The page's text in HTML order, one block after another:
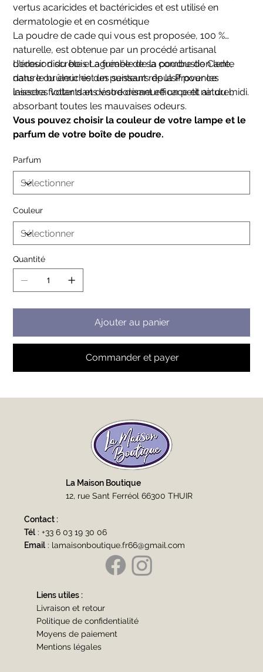
vertus acaricides et bactéricides et est utilisé en
dermatologie et en cosmétique
La poudre de cade qui vous est proposée, 100 %
naturelle, est obtenue par un procédé artisanal
d'érosion du bois La fumée de sa combustion lente
dans le brûleur est un puissant répulsif pour les
insectes volants et désodorisant efficace et naturel,
absorbant toutes les mauvaises odeurs.
L'odeur discrète et agréable de la poudre de Cade,
nature ou enrichie des senteurs de la Provence
laissera flotter dans votre demeure un petit air du midi.
Vous pouvez choisir la couleur de votre lampe et le
parfum de votre boîte de poudre.
Parfum
Couleur
Quantité
Ajouter au panier
Commander et payer
La Maison Boutique
12, rue Sant Ferréol 66300 THUIR
Contact :
Tél :+33 6 03 19 30 06
Email : lamaisonboutique.fr66@gmail.com
Liens utiles :
Livraison et retour
Politique de confidentialité
Moyens de paiement
Mentions légales